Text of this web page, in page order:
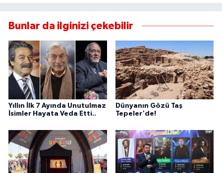
Bunlar da ilginizi çekebilir
Yıllın İlk 7 Ayında Unutulmaz
İsimler Hayata Veda Etti..
Dünyanın Gözü Taş
Tepeler'de!